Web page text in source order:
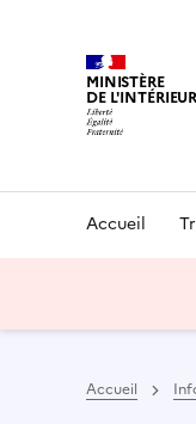
MINISTÈRE
DE
principaleAccueil
Accueil